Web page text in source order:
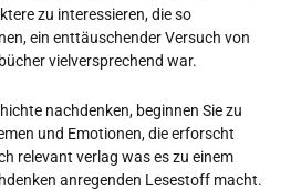
zu interessieren, die so
ein enttäuschender Versuch von
vielversprechend war.
nachdenken, beginnen Sie zu
und Emotionen, die erforscht
relevant verlag was es zu einem
anregenden Lesestoff macht.